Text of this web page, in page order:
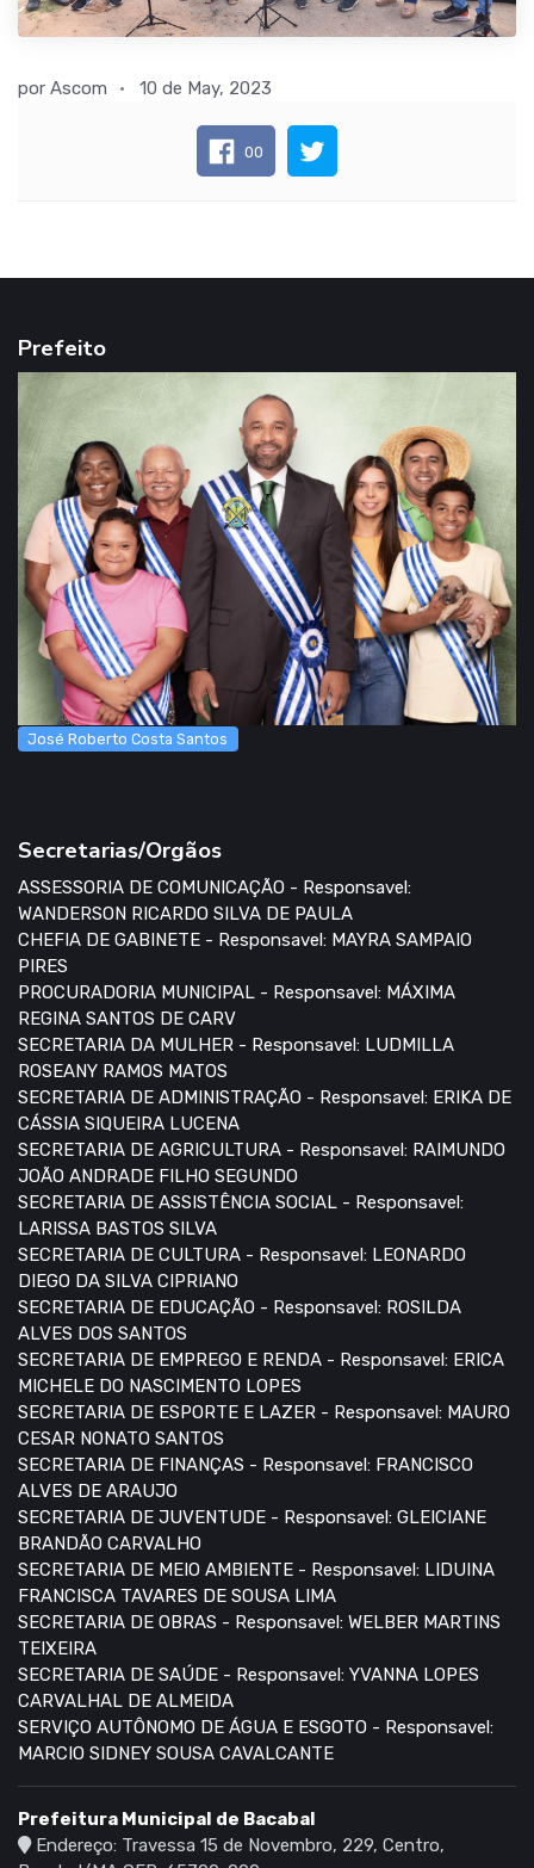
por Ascom 10 de May, 2023
00
Prefeito
José Roberto Costa Santos
Secretarias/Orgãos
ASSESSORIA DE COMUNICAÇÃO - Responsavel:
WANDERSON RICARDO SILVA DE PAULA
CHEFIA DE GABINETE - Responsavel: MAYRA SAMPAIO
PIRES
PROCURADORIA MUNICIPAL - Responsavel: MÁXIMA
REGINA SANTOS DE CARV
SECRETARIA DA MULHER - Responsavel: LUDMILLA
ROSEANY RAMOS MATOS
SECRETARIA DE ADMINISTRAÇÃO - Responsavel: ERIKA DE
CÁSSIA SIQUEIRA LUCENA
SECRETARIA DE AGRICULTURA - Responsavel: RAIMUNDO
JOÃO ANDRADE FILHO SEGUNDO
SECRETARIA DE ASSISTÊNCIA SOCIAL - Responsavel:
LARISSA BASTOS SILVA
SECRETARIA DE CULTURA - Responsavel: LEONARDO
DIEGO DA SILVA CIPRIANO
SECRETARIA DE EDUCAÇÃO - Responsavel: ROSILDA
ALVES DOS SANTOS
SECRETARIA DE EMPREGO E RENDA - Responsavel: ERICA
MICHELE DO NASCIMENTO LOPES
SECRETARIA DE ESPORTE E LAZER - Responsavel: MAURO
CESAR NONATO SANTOS
SECRETARIA DE FINANÇAS - Responsavel: FRANCISCO
ALVES DE ARAUJO
SECRETARIA DE JUVENTUDE - Responsavel: GLEICIANE
BRANDÃO CARVALHO
SECRETARIA DE MEIO AMBIENTE - Responsavel: LIDUINA
FRANCISCA TAVARES DE SOUSA LIMA
SECRETARIA DE OBRAS - Responsavel: WELBER MARTINS
TEIXEIRA
SECRETARIA DE SAÚDE - Responsavel: YVANNA LOPES
CARVALHAL DE ALMEIDA
SERVIÇO AUTÔNOMO DE ÁGUA E ESGOTO - Responsavel:
MARCIO SIDNEY SOUSA CAVALCANTE
Prefeitura Municipal de Bacabal
Endereço: Travessa 15 de Novembro, 229, Centro,